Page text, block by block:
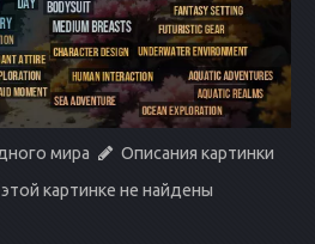
мира
Описания картинки
картинке не найдены